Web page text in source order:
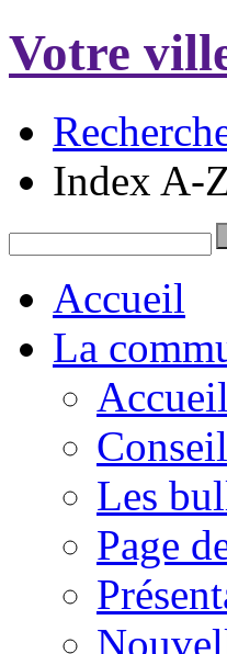
Votre
Index A-
Accueil
La
Les
Page